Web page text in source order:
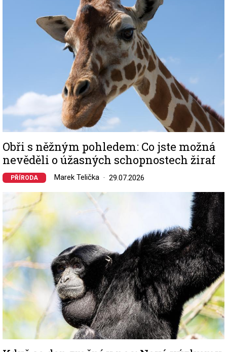
Obři s něžným pohledem: Co jste možná
nevěděli o úžasných schopnostech žiraf
PŘÍRODA Marek Telička 29.07.2026
Image